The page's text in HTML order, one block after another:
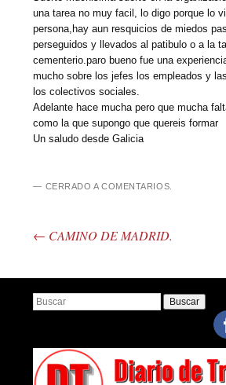
una tarea no muy facil, lo digo porque lo
persona,hay aun resquicios de miedos
perseguidos y llevados al patibulo o a la
cementerio.paro bueno fue una
mucho sobre los jefes los empleados y
los colectivos sociales.
Adelante hace mucha pero que mucha
como la que supongo que quereis formar
Un saludo desde Galicia
CERRADO A COMENTARIOS.
← CAMINO DE MADRID.
Buscar